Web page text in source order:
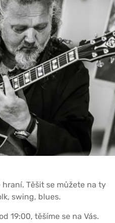
Těšit se můžete na ty
swing, blues.
19:00, těšíme se na Vás.